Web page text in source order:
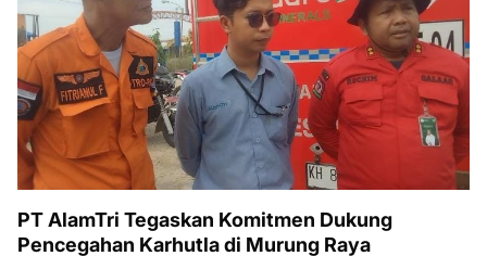
PT AlamTri Tegaskan Komitmen Dukung
Pencegahan Karhutla di Murung Raya